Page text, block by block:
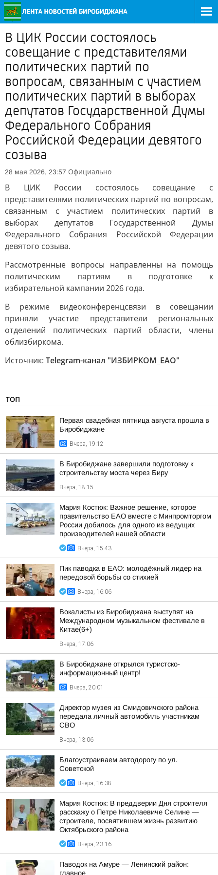
В ЦИК России состоялось
совещание с представителями
политических партий по
вопросам, связанным с участием
политических партий в выборах
депутатов Государственной Думы
Федерального Собрания
Российской Федерации девятого
созыва
28 мая 2026, 23:57 Официально
В ЦИК России состоялось совещание с
представителями политических партий по вопросам,
связанным с участием политических партий в
выборах депутатов Государственной Думы
Федерального Собрания Российской Федерации
девятого созыва.
Рассмотренные вопросы направленны на помощь
политическим партиям в подготовке к
избирательной кампании 2026 года.
В режиме видеоконференцсвязи в совещании
приняли участие представители региональных
отделений политических партий области, члены
облизбиркома.
Источник: Telegram-канал "ИЗБИРКОМ_ЕАО"
ТОП
Первая свадебная пятница августа прошла в
Биробиджане
Вчера, 19:12
В Биробиджане завершили подготовку к
строительству моста через Биру
Вчера, 18:15
Мария Костюк: Важное решение, которое
правительство ЕАО вместе с Минпромторгом
России добилось для одного из ведущих
производителей нашей области
Вчера, 15:43
Пик паводка в ЕАО: молодёжный лидер на
передовой борьбы со стихией
Вчера, 16:06
Вокалисты из Биробиджана выступят на
Международном музыкальном фестивале в
Китае(6+)
Вчера, 17:06
В Биробиджане открылся туристско-
информационный центр!
Вчера, 20:01
Директор музея из Смидовичского района
передала личный автомобиль участникам
СВО
Вчера, 13:06
Благоустраиваем автодорогу по ул.
Советской
Вчера, 16:38
Мария Костюк: В преддверии Дня строителя
расскажу о Петре Николаевиче Селине —
строителе, посвятившем жизнь развитию
Октябрьского района
Вчера, 23:16
Паводок на Амуре — Ленинский район:
главное